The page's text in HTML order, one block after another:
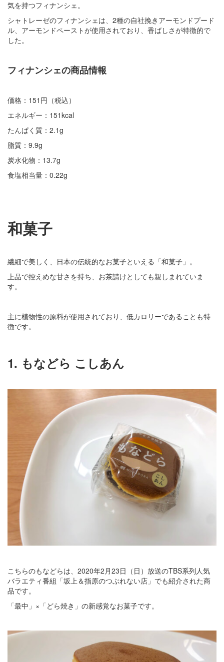
気を持つフィナンシェ。
シャトレーゼのフィナンシェは、2種の自社挽きアーモンドプード
ル、アーモンドペーストが使用されており、香ばしさが特徴的で
した。
フィナンシェの商品情報
価格：151円（税込）
エネルギー：151kcal
たんぱく質：2.1g
脂質：9.9g
炭水化物：13.7g
食塩相当量：0.22g
和菓子
繊細で美しく、日本の伝統的なお菓子といえる「和菓子」。
上品で控えめな甘さを持ち、お茶請けとしても親しまれていま
す。
主に植物性の原料が使用されており、低カロリーであることも特
徴です。
1. もなどら こしあん
こちらのもなどらは、2020年2月23日（日）放送のTBS系列人気
バラエティ番組「坂上＆指原のつぶれない店」でも紹介された商
品です。
「最中」×「どら焼き」の新感覚なお菓子です。